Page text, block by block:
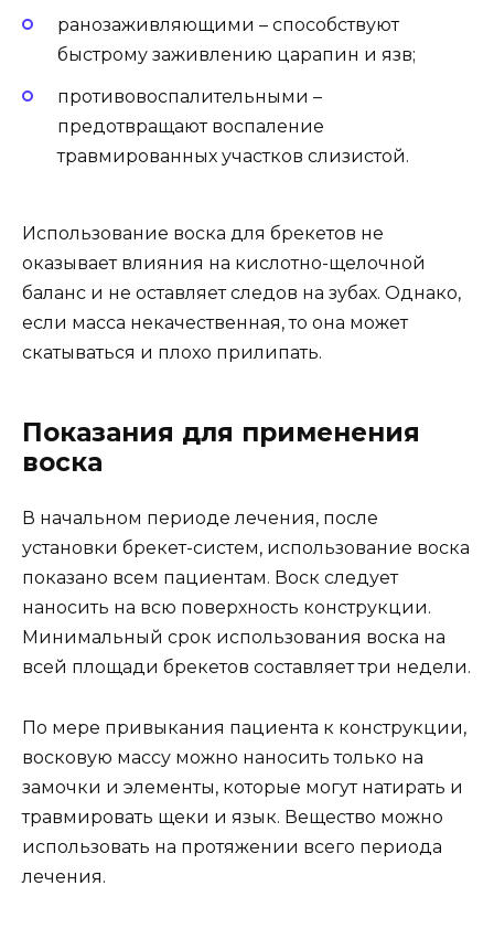
ранозаживляющими – способствуют
быстрому заживлению царапин и язв;
противовоспалительными –
предотвращают воспаление
травмированных участков слизистой.
Использование воска для брекетов не
оказывает влияния на кислотно-щелочной
баланс и не оставляет следов на зубах. Однако,
если масса некачественная, то она может
скатываться и плохо прилипать.
Показания для применения
воска
В начальном периоде лечения, после
установки брекет-систем, использование воска
показано всем пациентам. Воск следует
наносить на всю поверхность конструкции.
Минимальный срок использования воска на
всей площади брекетов составляет три недели.
По мере привыкания пациента к конструкции,
восковую массу можно наносить только на
замочки и элементы, которые могут натирать и
травмировать щеки и язык. Вещество можно
использовать на протяжении всего периода
лечения.